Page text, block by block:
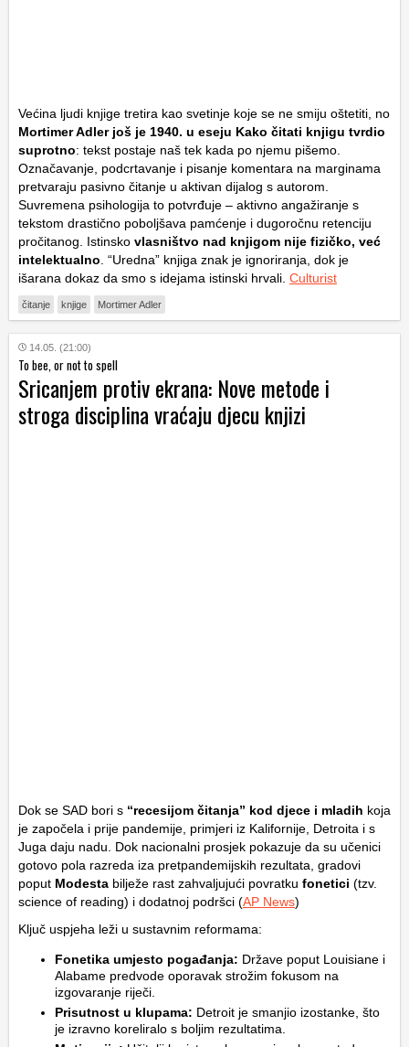
Većina ljudi knjige tretira kao svetinje koje se ne smiju oštetiti, no
Mortimer Adler još je 1940. u eseju Kako čitati knjigu tvrdio
suprotno: tekst postaje naš tek kada po njemu pišemo.
Označavanje, podcrtavanje i pisanje komentara na marginama
pretvaraju pasivno čitanje u aktivan dijalog s autorom.
Suvremena psihologija to potvrđuje – aktivno angažiranje s
tekstom drastično poboljšava pamćenje i dugoročnu retenciju
pročitanog. Istinsko vlasništvo nad knjigom nije fizičko, već
intelektualno . “Uredna” knjiga znak je ignoriranja, dok je
išarana dokaz da smo s idejama istinski hrvali. Culturist
čitanje knjige Mortimer Adler
14.05. (21:00)
To bee, or not to spell
Sricanjem protiv ekrana: Nove metode i
stroga disciplina vraćaju djecu knjizi
Dok se SAD bori s “recesijom čitanja” kod djece i mladih koja
je započela i prije pandemije, primjeri iz Kalifornije, Detroita i s
Juga daju nadu. Dok nacionalni prosjek pokazuje da su učenici
gotovo pola razreda iza pretpandemijskih rezultata, gradovi
poput Modesta bilježe rast zahvaljujući povratku fonetici (tzv.
science of reading) i dodatnoj podršci (AP News)
Ključ uspjeha leži u sustavnim reformama:
Fonetika umjesto pogađanja: Države poput Louisiane i
Alabame predvode oporavak strožim fokusom na
izgovaranje riječi.
Prisutnost u klupama: Detroit je smanjio izostanke, što
je izravno koreliralo s boljim rezultatima.